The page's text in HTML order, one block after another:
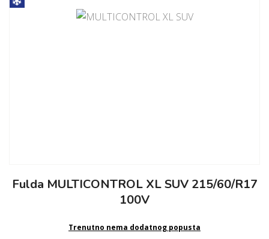
Fulda MULTICONTROL XL SUV 215/60/R17
100V
Trenutno nema dodatnog popusta